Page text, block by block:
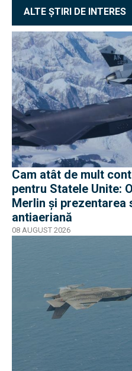
ALTE ȘTIRI DE INTERES
Cam atât de mult
pentru Statele Unite:
Merlin şi prezentarea
antiaeriană
08 AUGUST 2026